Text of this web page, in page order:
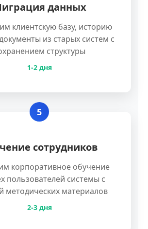
данных
клиентскую базу, историю
из старых систем с
структуры
1-2 дня
5
сотрудников
корпоративное обучение
пользователей системы с
методических материалов
2-3 дня